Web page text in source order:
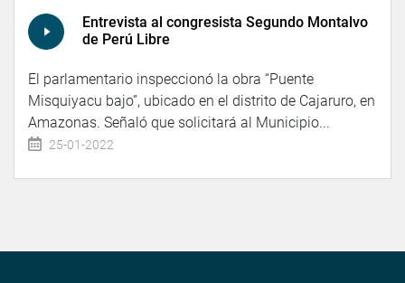
Entrevista al congresista Segundo Montalvo
de Perú Libre
El parlamentario inspeccionó la obra “Puente
Misquiyacu bajo”, ubicado en el distrito de Cajaruro, en
Amazonas. Señaló que solicitará al Municipio...
25-01-2022